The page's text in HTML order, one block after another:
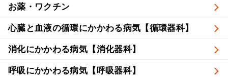
お薬・ワクチン
心臓と血液の循環にかかわる病気【循環器科】
消化にかかわる病気【消化器科】
呼吸にかかわる病気【呼吸器科】